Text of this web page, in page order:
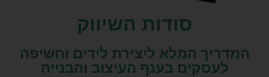
סודות השיווק​
המדריך המלא ליצירת לידים וחשיפה
לעסקים בענף העיצוב והבנייה